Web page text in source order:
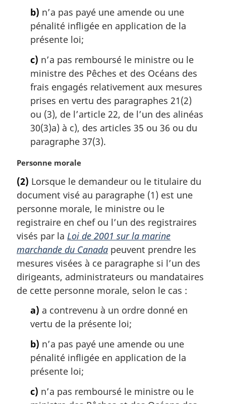
b) n’a pas payé une amende ou une
pénalité infligée en application de la
présente loi;
c) n’a pas remboursé le ministre ou le
ministre des Pêches et des Océans des
frais engagés relativement aux mesures
prises en vertu des paragraphes 21(2)
ou (3), de l’article 22, de l’un des alinéas
30(3)a) à c), des articles 35 ou 36 ou du
paragraphe 37(3).
N
t
e
m
a
g
i
n
a
e
Personne morale
(2) Lorsque le demandeur ou le titulaire du
document visé au paragraphe (1) est une
personne morale, le ministre ou le
registraire en chef ou l’un des registraires
visés par la Loi de 2001 sur la marine
marchande du Canada peuvent prendre les
mesures visées à ce paragraphe si l’un des
dirigeants, administrateurs ou mandataires
de cette personne morale, selon le cas :
a) a contrevenu à un ordre donné en
vertu de la présente loi;
b) n’a pas payé une amende ou une
pénalité infligée en application de la
présente loi;
c) n’a pas remboursé le ministre ou le